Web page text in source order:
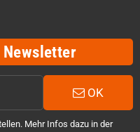
OK
Mehr Infos dazu in der